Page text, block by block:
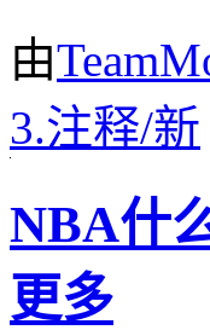
由
3.注释/新
NBA什
更多